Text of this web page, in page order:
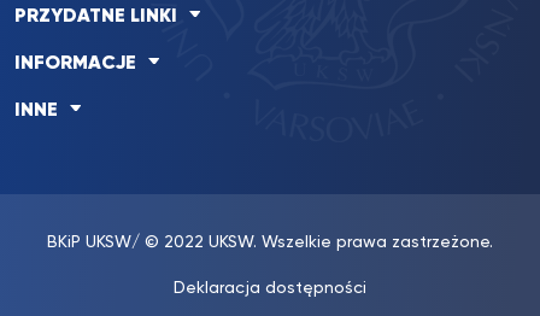
PRZYDATNE LINKI
INFORMACJE
INNE
BKiP UKSW/ © 2022 UKSW. Wszelkie prawa zastrzeżone.
Deklaracja dostępności